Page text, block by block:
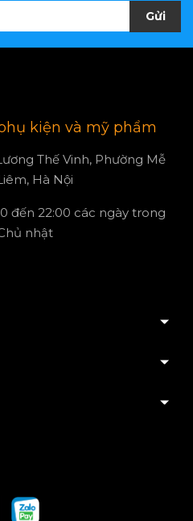
Gửi
kiện và mỹ phẩm
Thế Vinh, Phường Mễ
Hà Nội
đến 22:00 các ngày trong
nhật